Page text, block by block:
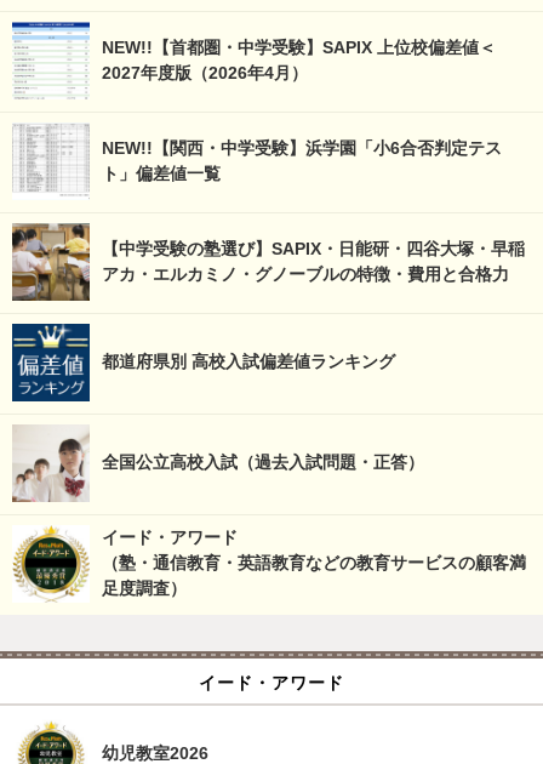
NEW!!【首都圏・中学受験】SAPIX 上位校偏差値＜
2027年度版（2026年4月）
NEW!!【関西・中学受験】浜学園「小6合否判定テス
ト」偏差値一覧
【中学受験の塾選び】SAPIX・日能研・四谷大塚・早稲
アカ・エルカミノ・グノーブルの特徴・費用と合格力
都道府県別 高校入試偏差値ランキング
全国公立高校入試（過去入試問題・正答）
イード・アワード
（塾・通信教育・英語教育などの教育サービスの顧客満
足度調査）
イード・アワード
幼児教室2026